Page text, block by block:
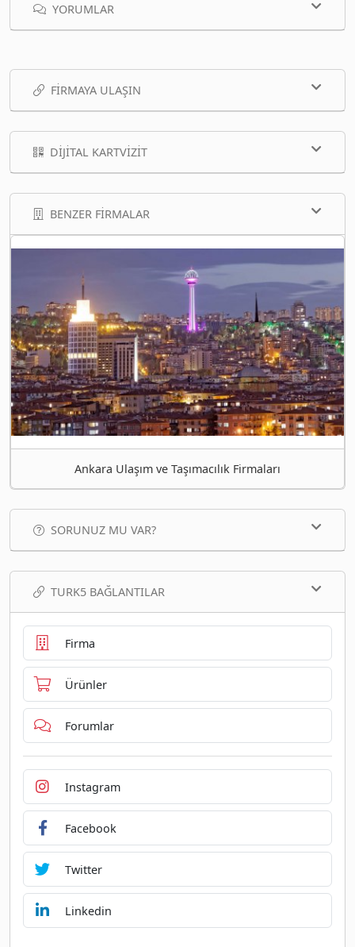
YORUMLAR
FIRMAYA ULAŞIN
DIJITAL KARTVIZIT
BENZER FIRMALAR
Ankara Ulaşım ve Taşımacılık Firmaları
SORUNUZ MU VAR?
TURK5 BAĞLANTILAR
Firma
Ürünler
Forumlar
Instagram
Facebook
Twitter
Linkedin